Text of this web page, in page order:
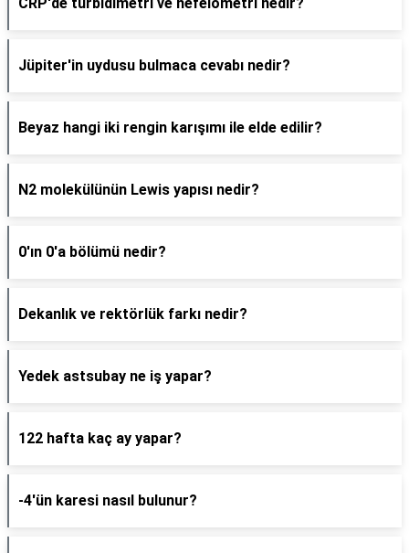
Jüpiter'in uydusu bulmaca cevabı nedir?
Beyaz hangi iki rengin karışımı ile elde edilir?
N2 molekülünün Lewis yapısı nedir?
0'ın 0'a bölümü nedir?
Dekanlık ve rektörlük farkı nedir?
Yedek astsubay ne iş yapar?
122 hafta kaç ay yapar?
-4'ün karesi nasıl bulunur?